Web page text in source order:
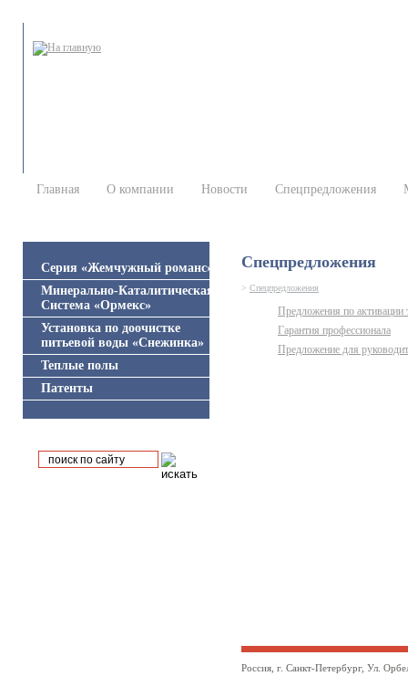
Главная О компании Новости Спецпредложения
Серия «Жемчужный романс»
Минерально-Каталитическая
Система «Ормекс»
Установка по доочистке
питьевой воды «Снежинка»
Теплые полы
Патенты
Спецпредложения
> Спецпредложения
Предложения по активации
Гарантия профессионала
Предложение для
Россия, г. Санкт-Петербург, Ул.